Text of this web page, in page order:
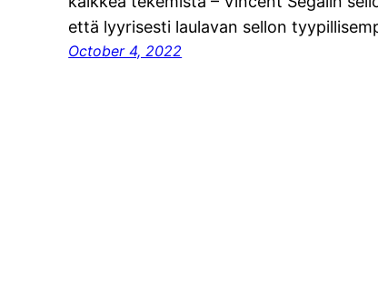
että lyyrisesti laulavan sellon
October 4, 2022